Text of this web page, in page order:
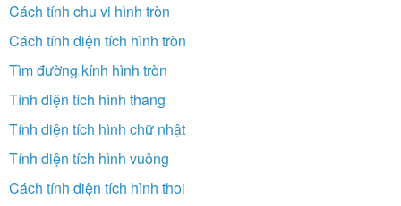
Cách tính chu vi hình tròn
Cách tính diện tích hình tròn
Tìm đường kính hình tròn
Tính diện tích hình thang
Tính diện tích hình chữ nhật
Tính diện tích hình vuông
Cách tính diện tích hình thoi